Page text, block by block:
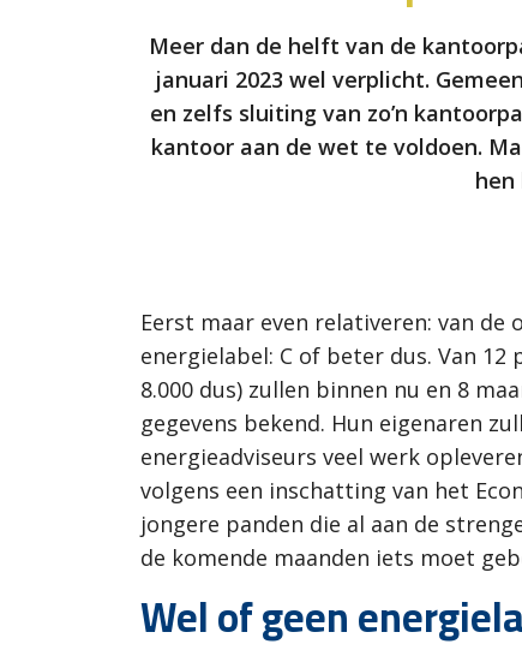
Meer dan de helft van de
januari 2023 wel verplicht.
en zelfs sluiting van zo’n
kantoor aan de wet te voldoen.
hen
Eerst maar even relativeren: van
energielabel: C of beter dus. Van
8.000 dus) zullen binnen nu en 8
gegevens bekend. Hun eigenaren
energieadviseurs veel werk
volgens een inschatting van het
jongere panden die al aan de
de komende maanden iets moet
Wel of geen